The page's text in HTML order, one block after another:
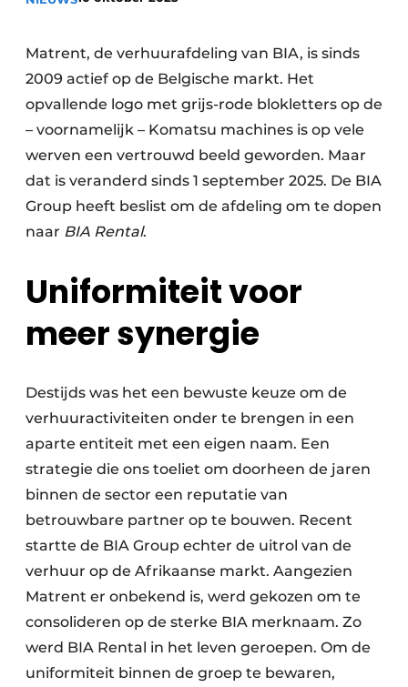
Privacy / Cookie statement
Vacatures
Video’s
Matrent, de verhuurafdeling van BIA, is sinds
2009 actief op de Belgische markt. Het
opvallende logo met grijs-rode blokletters op de
– voornamelijk – Komatsu machines is op vele
werven een vertrouwd beeld geworden. Maar
dat is veranderd sinds 1 september 2025. De BIA
Group heeft beslist om de afdeling om te dopen
naar BIA Rental.
Uniformiteit voor
meer synergie
Destijds was het een bewuste keuze om de
verhuuractiviteiten onder te brengen in een
aparte entiteit met een eigen naam. Een
strategie die ons toeliet om doorheen de jaren
binnen de sector een reputatie van
betrouwbare partner op te bouwen. Recent
startte de BIA Group echter de uitrol van de
verhuur op de Afrikaanse markt. Aangezien
Matrent er onbekend is, werd gekozen om te
consolideren op de sterke BIA merknaam. Zo
werd BIA Rental in het leven geroepen. Om de
uniformiteit binnen de groep te bewaren,